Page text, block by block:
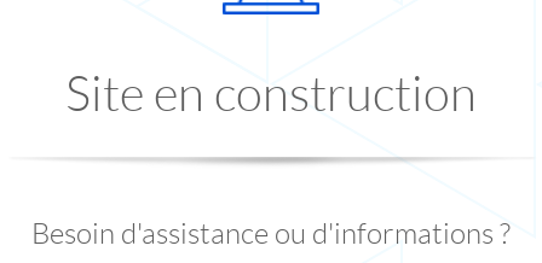
Site en construction
Besoin d'assistance ou d'informations ?